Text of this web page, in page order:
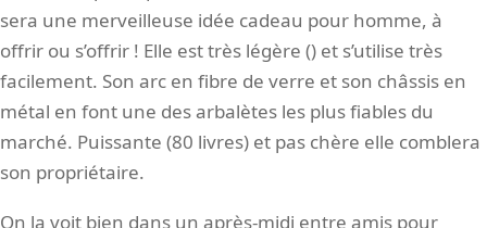
sera une merveilleuse idée cadeau pour homme, à
offrir ou s’offrir ! Elle est très légère () et s’utilise très
facilement. Son arc en fibre de verre et son châssis en
métal en font une des arbalètes les plus fiables du
marché. Puissante (80 livres) et pas chère elle comblera
son propriétaire.
On la voit bien dans un après-midi entre amis pour